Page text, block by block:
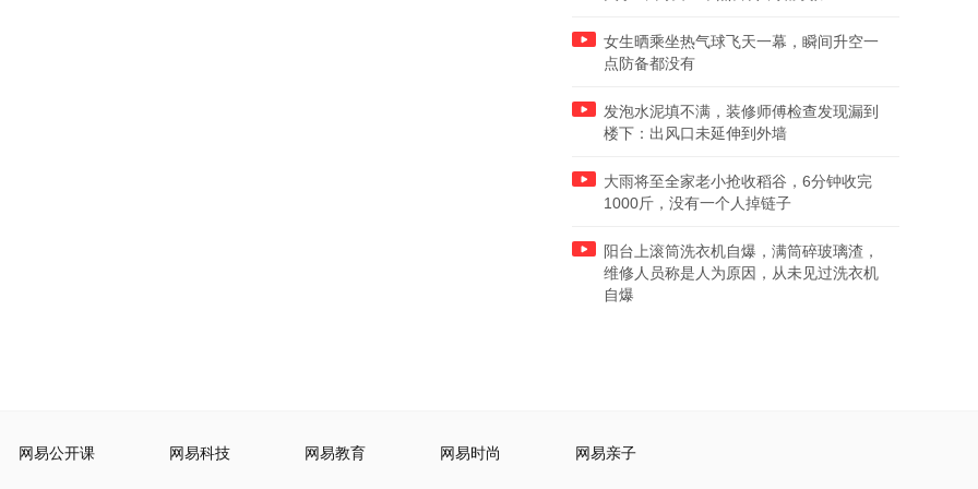
女生晒乘坐热气球飞天一幕，瞬间升空一
点防备都没有
发泡水泥填不满，装修师傅检查发现漏到
楼下：出风口未延伸到外墙
大雨将至全家老小抢收稻谷，6分钟收完
1000斤，没有一个人掉链子
阳台上滚筒洗衣机自爆，满筒碎玻璃渣，
维修人员称是人为原因，从未见过洗衣机
自爆
网易公开课 网易科技 网易教育 网易时尚 网易亲子